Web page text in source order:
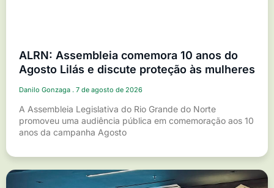
ALRN: Assembleia comemora 10 anos do
Agosto Lilás e discute proteção às mulheres
Danilo Gonzaga 7 de agosto de 2026
A Assembleia Legislativa do Rio Grande do Norte
promoveu uma audiência pública em comemoração aos 10
anos da campanha Agosto